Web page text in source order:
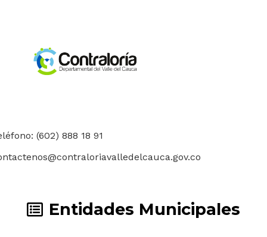
(602) 888 18 91
Entidades Municipales